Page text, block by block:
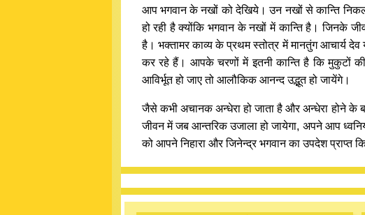
आप भगवान के नखों को देखिये। उन नखों से कान्ति निकल
हो रही है क्योंकि भगवान के नखों में कान्ति है। जिनके
है। भक्तामर काव्य के प्रथम स्तोत्र में मानतुंग आचार्य
कर रहे हैं। आपके चरणों में इतनी कान्ति है कि मुकुटों
आविर्भूत हो जाए तो आलौकिक आनन्द उद्भूत हो जायेंगे।
जैसे कभी अचानक अन्धेरा हो जाता है और अन्धेरा होने के
जीवन में जब आन्तरिक उजाला हो जायेगा, अपने आप
को आपने निहारा और जिनेन्द्र भगवान का उपदेश प्राप्त